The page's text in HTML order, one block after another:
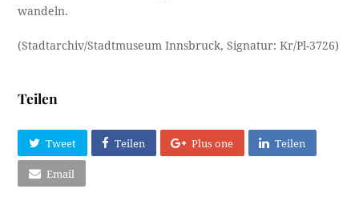
wandeln.
(Stadtarchiv/Stadtmuseum Innsbruck, Signatur: Kr/Pl-3726)
Teilen
Tweet Teilen Plus one Teilen
Email